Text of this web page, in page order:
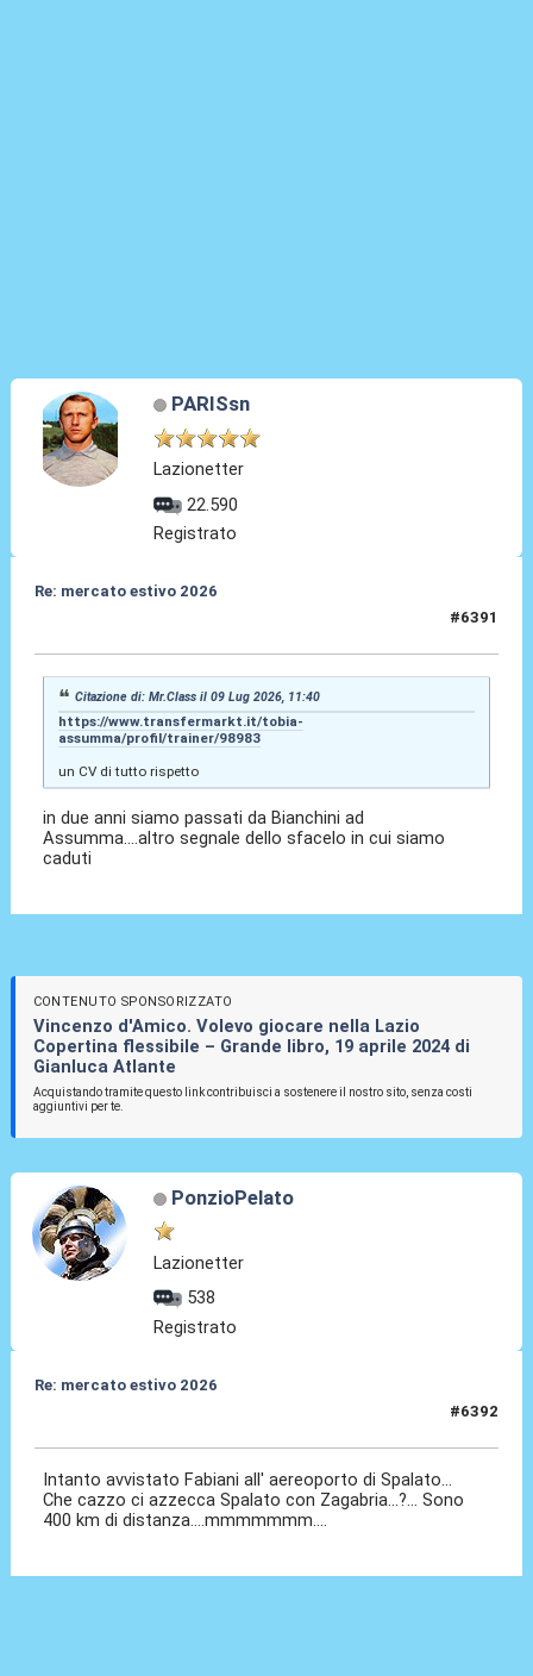
PARISsn
Lazionetter
22.590
Registrato
Re: mercato estivo 2026
#6391
Citazione di: Mr.Class il 09 Lug 2026, 11:40
https://www.transfermarkt.it/tobia-
assumma/profil/trainer/98983
un CV di tutto rispetto
in due anni siamo passati da Bianchini ad
Assumma....altro segnale dello sfacelo in cui siamo
caduti
CONTENUTO SPONSORIZZATO
Vincenzo d'Amico. Volevo giocare nella Lazio
Copertina flessibile – Grande libro, 19 aprile 2024 di
Gianluca Atlante
Acquistando tramite questo link contribuisci a sostenere il nostro sito, senza costi
aggiuntivi per te.
PonzioPelato
Lazionetter
538
Registrato
Re: mercato estivo 2026
#6392
Intanto avvistato Fabiani all' aereoporto di Spalato...
Che cazzo ci azzecca Spalato con Zagabria...?... Sono
400 km di distanza....mmmmmmm....